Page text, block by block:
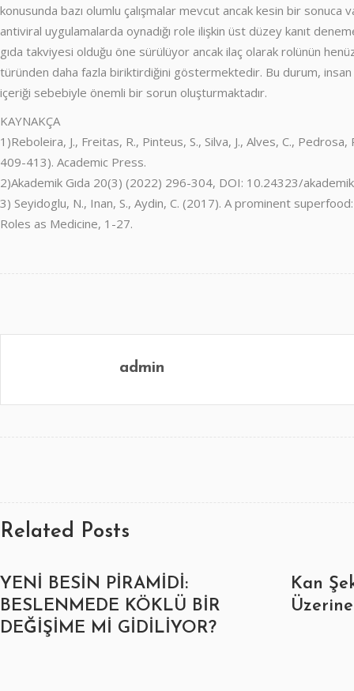
konusunda bazı olumlu çalışmalar mevcut ancak kesin bir sonuca
antiviral uygulamalarda oynadığı role ilişkin üst düzey kanıt
gıda takviyesi olduğu öne sürülüyor ancak ilaç olarak rolünün
türünden daha fazla biriktirdiğini göstermektedir. Bu durum,
içeriği sebebiyle önemli bir sorun oluşturmaktadır.
KAYNAKÇA
1)Reboleira, J., Freitas, R., Pinteus, S., Silva, J., Alves, C.,
409-413). Academic Press.
2)Akademik Gıda 20(3) (2022) 296-304, DOI: 10.24323/
3) Seyidoglu, N., Inan, S., Aydin, C. (2017). A prominent
Roles as Medicine, 1-27.
admin
Related Posts
YENİ BESİN PİRAMİDİ:
BESLENMEDE KÖKLÜ BİR
DEĞİŞİME Mİ GİDİLİYOR?
Kan